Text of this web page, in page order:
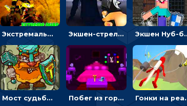
Экстремальные пазлы с квадроциклами: собирать крутые тачки Экшен-стрелялка по зомби: целиться и попадать в бегущих монстров Экшен Нуб-боец:
Мост судьбы: прыгать по платформам и бить молотом орков Побег из горной деревни: решай головоломки, чтобы открыть ворота Гонки на